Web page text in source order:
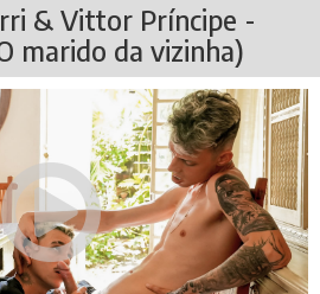
& Vittor Príncipe -
marido da vizinha)